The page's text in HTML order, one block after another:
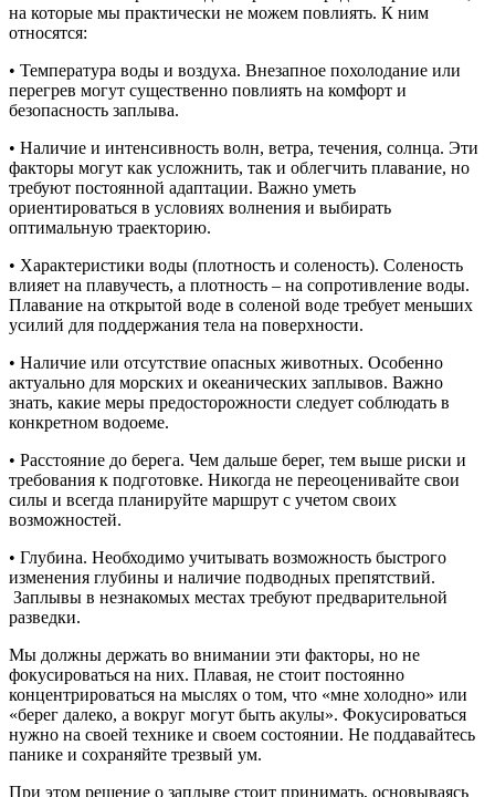
на которые мы практически не можем повлиять. К ним
относятся:
• Температура воды и воздуха. Внезапное похолодание или
перегрев могут существенно повлиять на комфорт и
безопасность заплыва.
• Наличие и интенсивность волн, ветра, течения, солнца. Эти
факторы могут как усложнить, так и облегчить плавание, но
требуют постоянной адаптации. Важно уметь
ориентироваться в условиях волнения и выбирать
оптимальную траекторию.
• Характеристики воды (плотность и соленость). Соленость
влияет на плавучесть, а плотность – на сопротивление воды.
Плавание на открытой воде в соленой воде требует меньших
усилий для поддержания тела на поверхности.
• Наличие или отсутствие опасных животных. Особенно
актуально для морских и океанических заплывов. Важно
знать, какие меры предосторожности следует соблюдать в
конкретном водоеме.
• Расстояние до берега. Чем дальше берег, тем выше риски и
требования к подготовке. Никогда не переоценивайте свои
силы и всегда планируйте маршрут с учетом своих
возможностей.
• Глубина. Необходимо учитывать возможность быстрого
изменения глубины и наличие подводных препятствий.
Заплывы в незнакомых местах требуют предварительной
разведки.
Мы должны держать во внимании эти факторы, но не
фокусироваться на них. Плавая, не стоит постоянно
концентрироваться на мыслях о том, что «мне холодно» или
«берег далеко, а вокруг могут быть акулы». Фокусироваться
нужно на своей технике и своем состоянии. Не поддавайтесь
панике и сохраняйте трезвый ум.
При этом решение о заплыве стоит принимать, основываясь